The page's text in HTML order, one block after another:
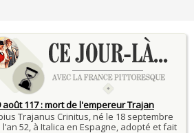
1589 : Henri III est poignardé à
Clément, moine jacobin 1ER AOÛT
1899 : décret instaurant les
lettres en fonte de Léon Mougeot
1918 : mort d'Auguste Poulain,
30 JUILLET
: supplice de François
IV
roule n'amasse pas mousse
bien châtie bien
à point à qui sait attendre
II (né le 19 janvier 1544, mort le 5